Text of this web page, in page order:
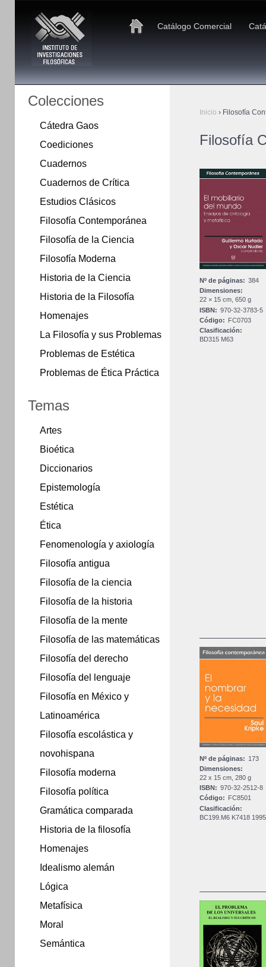
Catálogo Comercial
Inicio › Filosofía
Filosofía
Nº de páginas: 384
Dimensiones:
22 × 15 cm, 650 g
ISBN: 970-32-3783-5
Código: FC0703
Clasificación:
BD315 M63
Nº de páginas: 173
Dimensiones:
22 x 15 cm, 280 g
ISBN: 970-32-2512-8
Código:
FC8501
Clasificación:
BC199.M6 K7418 1995
Colecciones
Cátedra Gaos
Coediciones
Cuadernos
Cuadernos de Crítica
Estudios Clásicos
Filosofía Contemporánea
Filosofía de la Ciencia
Filosofía Moderna
Historia de la Ciencia
Historia de la Filosofía
Homenajes
La Filosofía y sus Problemas
Problemas de Estética
Problemas de Ética Práctica
Temas
Artes
Bioética
Diccionarios
Epistemología
Estética
Ética
Fenomenología y axiología
Filosofía antigua
Filosofía de la ciencia
Filosofía de la historia
Filosofía de la mente
Filosofía de las matemáticas
Filosofía del derecho
Filosofía del lenguaje
Filosofía en México y
Latinoamérica
Filosofía escolástica y
novohispana
Filosofía moderna
Filosofía política
Gramática comparada
Historia de la filosofía
Homenajes
Idealismo alemán
Lógica
Metafísica
Moral
Semántica